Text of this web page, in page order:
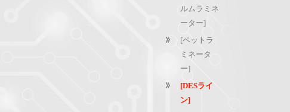
ルムラミネ
ーター]
[ペットラ
ミネータ
ー]
[DESライ
ン]